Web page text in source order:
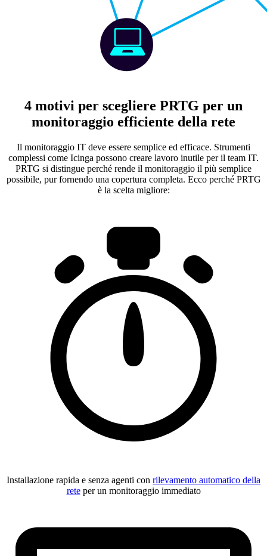
4 motivi per scegliere PRTG per un
monitoraggio efficiente della rete
Il monitoraggio IT deve essere semplice ed efficace. Strumenti
complessi come Icinga possono creare lavoro inutile per il team IT.
PRTG si distingue perché rende il monitoraggio il più semplice
possibile, pur fornendo una copertura completa. Ecco perché PRTG
è la scelta migliore:
Installazione rapida e senza agenti con rilevamento automatico della
reteper un monitoraggio immediato